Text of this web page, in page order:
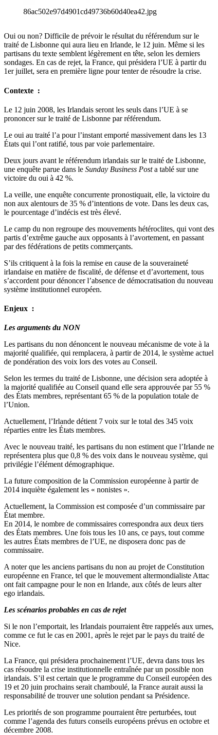
86ac502e97d4901cd49736b60d40ea42.jpg
Oui ou non? Difficile de prévoir le résultat du référendum sur le
traité de Lisbonne qui aura lieu en Irlande, le 12 juin. Même si les
partisans du texte semblent légèrement en tête, selon les derniers
sondages. En cas de rejet, la France, qui présidera l’UE à partir du
1er juillet, sera en première ligne pour tenter de résoudre la crise.
Contexte :
Le 12 juin 2008, les Irlandais seront les seuls dans l’UE à se
prononcer sur le traité de Lisbonne par référendum.
Le oui au traité l’a pour l’instant emporté massivement dans les 13
États qui l’ont ratifié, tous par voie parlementaire.
Deux jours avant le référendum irlandais sur le traité de Lisbonne,
une enquête parue dans le Sunday Business Posta tablé sur une
victoire du oui à 42 %.
La veille, une enquête concurrente pronostiquait, elle, la victoire du
non aux alentours de 35 % d’intentions de vote. Dans les deux cas,
le pourcentage d’indécis est très élevé.
Le camp du non regroupe des mouvements hétéroclites, qui vont des
partis d’extrême gauche aux opposants à l’avortement, en passant
par des fédérations de petits commerçants.
S’ils critiquent à la fois la remise en cause de la souveraineté
irlandaise en matière de fiscalité, de défense et d’avortement, tous
s’accordent pour dénoncer l’absence de démocratisation du nouveau
système institutionnel européen.
Enjeux :
Les arguments du NON
Les partisans du non dénoncent le nouveau mécanisme de vote à la
majorité qualifiée, qui remplacera, à partir de 2014, le système actuel
de pondération des voix lors des votes au Conseil.
Selon les termes du traité de Lisbonne, une décision sera adoptée à
la majorité qualifiée au Conseil quand elle sera approuvée par 55 %
des États membres, représentant 65 % de la population totale de
l’Union.
Actuellement, l’Irlande détient 7 voix sur le total des 345 voix
réparties entre les États membres.
Avec le nouveau traité, les partisans du non estiment que l’Irlande ne
représentera plus que 0,8 % des voix dans le nouveau système, qui
privilégie l’élément démographique.
La future composition de la Commission européenne à partir de
2014 inquiète également les « nonistes ».
Actuellement, la Commission est composée d’un commissaire par
État membre.
En 2014, le nombre de commissaires correspondra aux deux tiers
des États membres. Une fois tous les 10 ans, ce pays, tout comme
les autres États membres de l’UE, ne disposera donc pas de
commissaire.
A noter que les anciens partisans du non au projet de Constitution
européenne en France, tel que le mouvement altermondialiste Attac
ont fait campagne pour le non en Irlande, aux côtés de leurs alter
ego irlandais.
Les scénarios probables en cas de rejet
Si le non l’emportait, les Irlandais pourraient être rappelés aux urnes,
comme ce fut le cas en 2001, après le rejet par le pays du traité de
Nice.
La France, qui présidera prochainement l’UE, devra dans tous les
cas résoudre la crise institutionnelle entraînée par un possible non
irlandais. S’il est certain que le programme du Conseil européen des
19 et 20 juin prochains serait chamboulé, la France aurait aussi la
responsabilité de trouver une solution pendant sa Présidence.
Les priorités de son programme pourraient être perturbées, tout
comme l’agenda des futurs conseils européens prévus en octobre et
décembre 2008.